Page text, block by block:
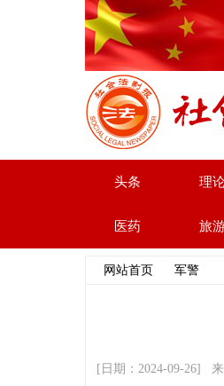
头条 理
医药 旅
网站首页 军警
[日期：2024-09-26]